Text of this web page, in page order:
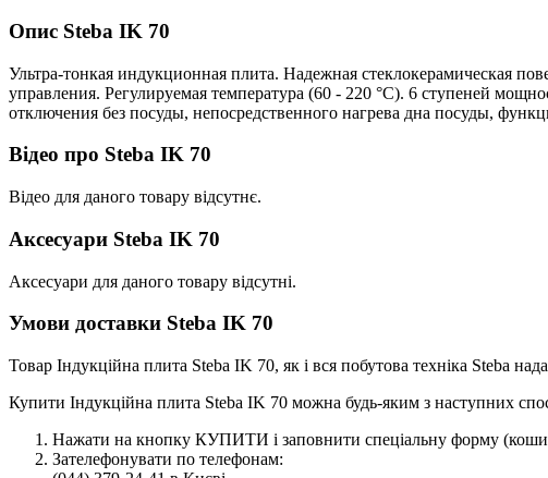
Опис Steba IK 70
Ультра-тонкая индукционная плита. Надежная стеклокерамическая
управления. Регулируемая температура (60 - 220 °C). 6 ступеней
отключения без посуды, непосредственного нагрева дна посуды,
Відео про Steba IK 70
Відео для даного товару відсутнє.
Аксесуари Steba IK 70
Аксесуари для даного товару відсутні.
Умови доставки Steba IK 70
Товар Індукційна плита Steba IK 70, як і вся побутова техніка Steba
Купити Індукційна плита Steba IK 70 можна будь-яким з наступних
Нажати на кнопку КУПИТИ і заповнити спеціальну форму
Зателефонувати по телефонам: